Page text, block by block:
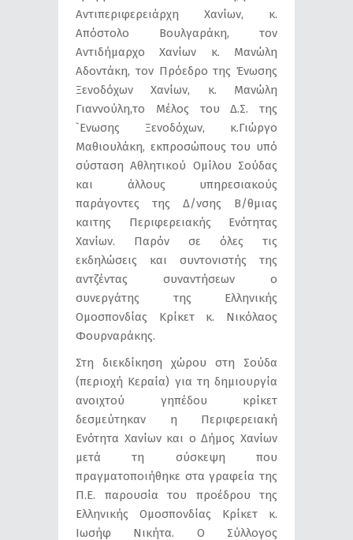
Aντιπεριφερειάρχη Χανίων, κ.
Απόστολο Βουλγαράκη, τον
Αντιδήμαρχο Χανίων κ. Μανώλη
Αδοντάκη, τον Πρόεδρο της Ένωσης
Ξενοδόχων Χανίων, κ. Μανώλη
Γιαννούλη,το Μέλος του Δ.Σ. της
`Ενωσης Ξενοδόχων, κ.Γιώργο
Μαθιουλάκη, εκπροσώπους του υπό
σύσταση Αθλητικού Ομίλου Σούδας
και άλλους υπηρεσιακούς
παράγοντες της Δ/νσης Β/θμιας
καιτης Περιφερειακής Ενότητας
Χανίων. Παρόν σε όλες τις
εκδηλώσεις και συντονιστής της
αντζέντας συναντήσεων ο
συνεργάτης της Ελληνικής
Ομοσπονδίας Κρίκετ κ. Νικόλαος
Φουρναράκης.
Στη διεκδίκηση χώρου στη Σούδα
(περιοχή Κεραία) για τη δημιουργία
ανοιχτού γηπέδου κρίκετ
δεσμεύτηκαν η Περιφερειακή
Ενότητα Χανίων και ο Δήμος Χανίων
μετά τη σύσκεψη που
πραγματοποιήθηκε στα γραφεία της
Π.Ε. παρουσία του προέδρου της
Ελληνικής Ομοσπονδίας Κρίκετ κ.
Ιωσήφ Νικήτα. O Σύλλογος